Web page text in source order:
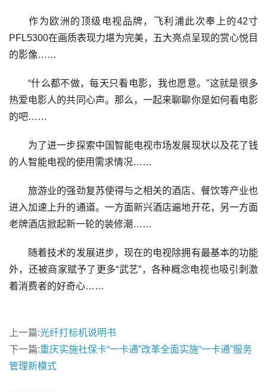
作为欧洲的顶级电视品牌，飞利浦此次奉上的42寸
PFL5300在画质表现力堪为完美，五大亮点呈现的赏心悦目
的影像……
“什么都不做，每天只看电影，我也愿意。”这就是很多
热爱电影人的共同心声。那么，一起来聊聊你是如何看电影
的吧……
为了进一步探索中国智能电视市场发展现状以及花了钱
的人智能电视的使用需求情况……
旅游业的强劲复苏使得与之相关的酒店、餐饮等产业也
进入加速上升的通道。一方面新兴酒店遍地开花，另一方面
老牌酒店掀起新一轮的装修潮……
随着技术的发展进步，现在的电视除拥有最基本的功能
外，还被商家赋予了更多“武艺”，各种概念电视也吸引刺激
着消费者的好奇心……
上一篇:光纤打标机说明书
下一篇:重庆实施社保卡“一卡通”改革全面实施“一卡通”服务
管理新模式